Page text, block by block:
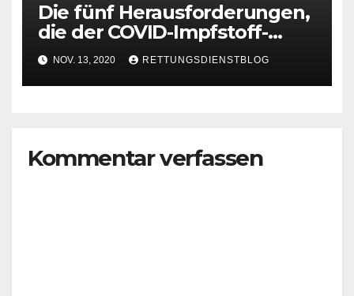
Die fünf Herausforderungen,
die der COVID-Impfstoff-
Durchbruch von Pfizer-
BioNTech mit sich bringt
NOV. 13, 2020 RETTUNGSDIENSTBLOG
Kommentar verfassen